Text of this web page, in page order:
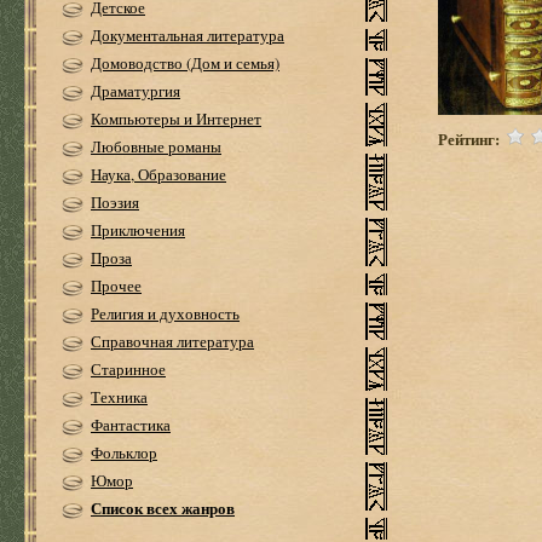
Детское
Документальная литература
Домоводство (Дом и семья)
Драматургия
Компьютеры и Интернет
Любовные романы
Наука, Образование
Поэзия
Приключения
Проза
Прочее
Религия и духовность
Справочная литература
Старинное
Техника
Фантастика
Фольклор
Юмор
Список всех жанров
Рейтинг: